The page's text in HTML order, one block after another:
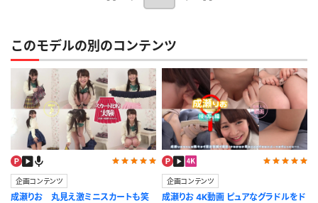
このレビューは参考になりましたか？
0
このモデルの別のコンテンツ
企画コンテンツ
成瀬りお 丸見え激ミニスカートも笑
企画コンテンツ
成瀬りお 4K動画 ピュアなグラドルをド